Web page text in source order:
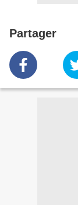
Partager